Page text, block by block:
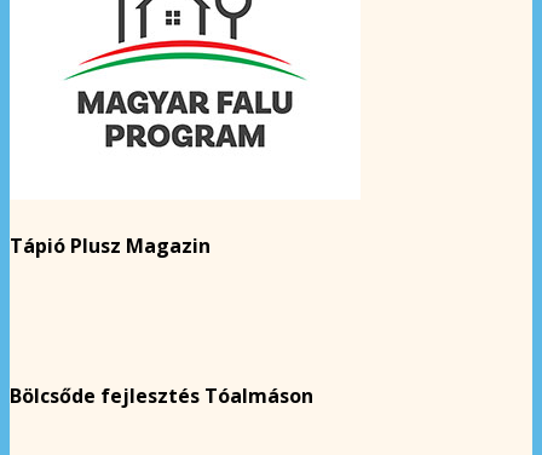
Tápió Plusz Magazin
Bölcsőde fejlesztés Tóalmáson